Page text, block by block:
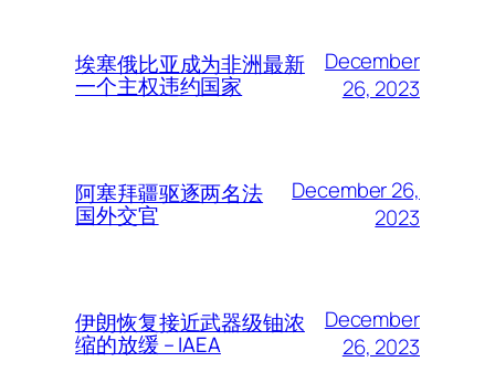
埃塞俄比亚成为非洲最新
一个主权违约国家
December
26, 2023
阿塞拜疆驱逐两名法
国外交官
December 26,
2023
伊朗恢复接近武器级铀浓
缩的放缓 – IAEA
December
26, 2023